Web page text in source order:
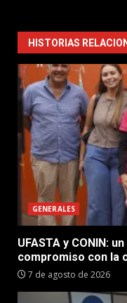
HISTORIAS
GENERALES
UFASTA y CONIN:
compromiso con la
7 de agosto de 2026